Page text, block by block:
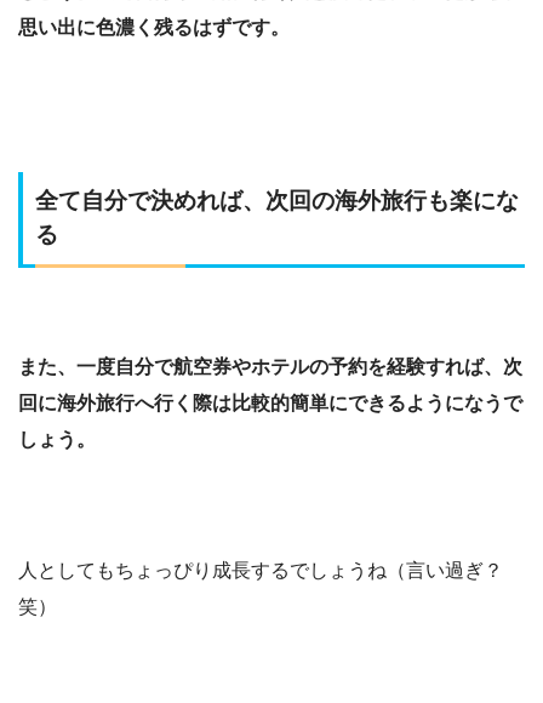
思い出に色濃く残るはずです。
全て自分で決めれば、次回の海外旅行も楽にな
る
また、一度自分で航空券やホテルの予約を経験すれば、次
回に海外旅行へ行く際は比較的簡単にできるようになうで
しょう。
人としてもちょっぴり成長するでしょうね（言い過ぎ？
笑）